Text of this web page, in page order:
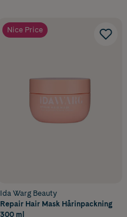
Nice Price
Ida Warg Beauty
Repair Hair Mask Hårinpackning
300 ml